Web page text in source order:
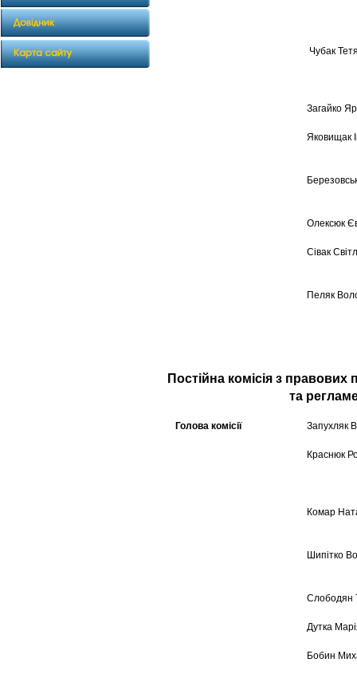
Чубак
Загайко
Яковищак
Олексюк
Сівак
Пеляк
Постійна комісія з правових
та
Голова комісії Запухляк
Краснюк
Комар
Шипітко
Слободян
Дутка
Бобин